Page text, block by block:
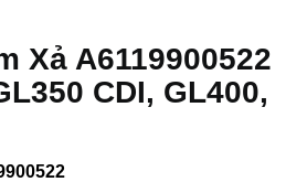
Xả A6119900522
CDI, GL400,